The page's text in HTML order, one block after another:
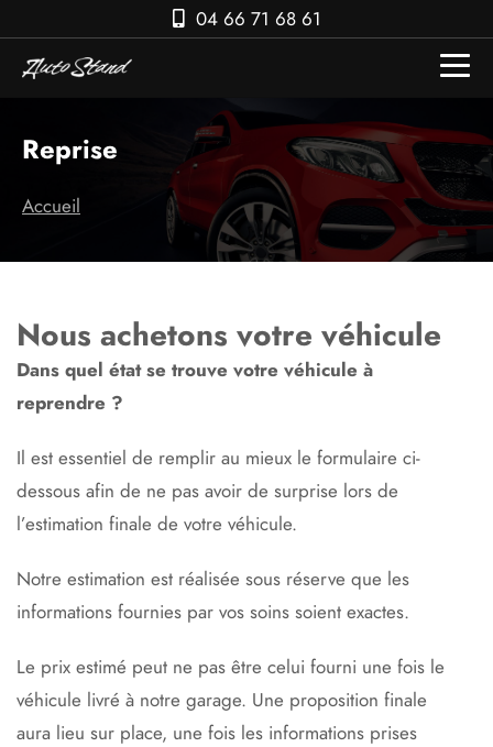
04 66 71 68 61
Reprise
Accueil
Nous achetons votre véhicule
Dans quel état se trouve votre véhicule à
reprendre ?
Il est essentiel de remplir au mieux le formulaire ci-
dessous afin de ne pas avoir de surprise lors de
l’estimation finale de votre véhicule.
Notre estimation est réalisée sous réserve que les
informations fournies par vos soins soient exactes.
Le prix estimé peut ne pas être celui fourni une fois le
véhicule livré à notre garage. Une proposition finale
aura lieu sur place, une fois les informations prises